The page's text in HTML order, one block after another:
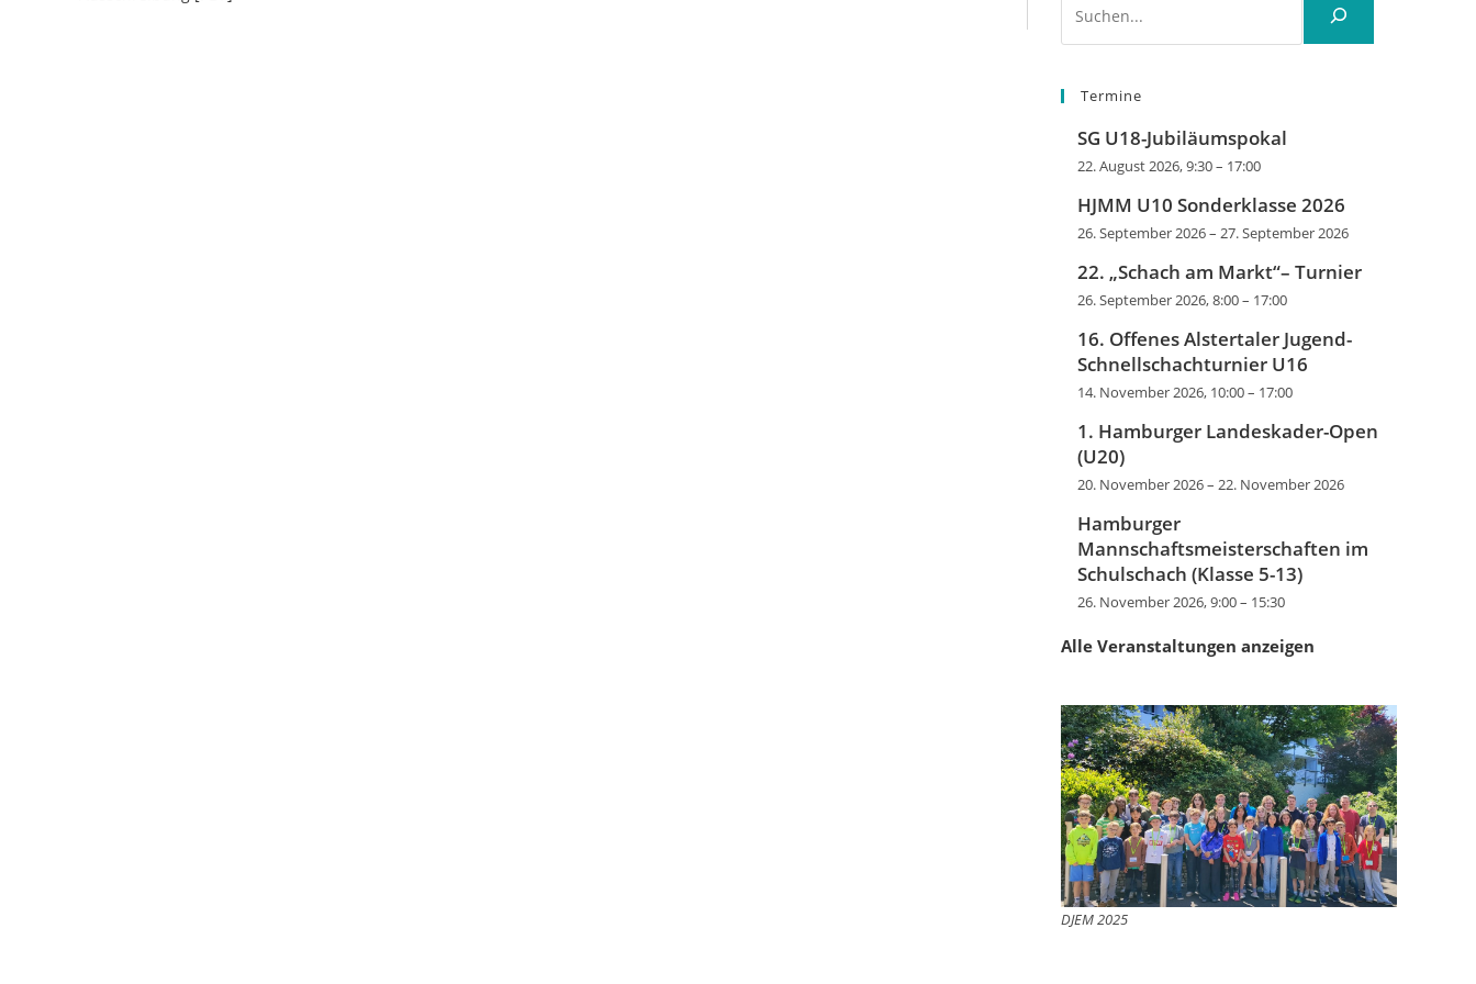
Termine
SG U18-Jubiläumspokal
22. August 2026, 9:30– 17:00
HJMM U10 Sonderklasse 2026
26. September 2026– 27. September 2026
22. „Schach am Markt“– Turnier
26. September 2026, 8:00– 17:00
16. Offenes Alstertaler Jugend-
Schnellschachturnier U16
14. November 2026, 10:00– 17:00
1. Hamburger Landeskader-Open
(U20)
20. November 2026– 22. November 2026
Hamburger
Mannschaftsmeisterschaften im
Schulschach (Klasse 5-13)
26. November 2026, 9:00– 15:30
Alle Veranstaltungen anzeigen
DJEM 2025